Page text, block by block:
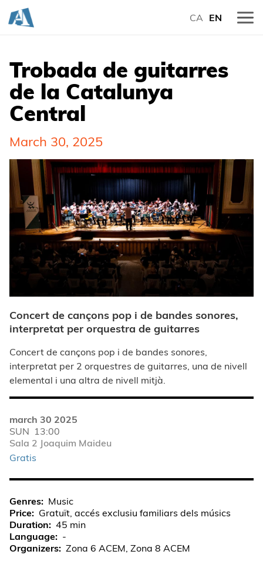
CA EN
Trobada de guitarres
de la Catalunya
Central
March 30, 2025
Concert de cançons pop i de bandes sonores,
interpretat per orquestra de guitarres
Concert de cançons pop i de bandes sonores,
interpretat per 2 orquestres de guitarres, una de nivell
elemental i una altra de nivell mitjà.
march 30 2025
SUN 13:00
Sala 2 Joaquim Maideu
Gratis
Genres
Music
Price
Gratuït, accés exclusiu familiars dels músics
Duration
45 min
Language
-
Organizers Zona 6 ACEM, Zona 8 ACEM